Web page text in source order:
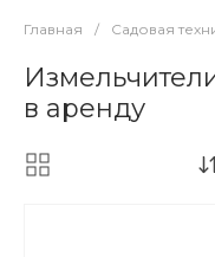
Главная / Садовая
в аренду